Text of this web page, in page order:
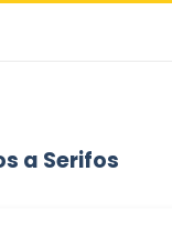
a Serifos